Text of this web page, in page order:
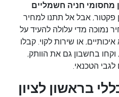
מחסומי חניה חשמליים
פקטור, אבל אל תתנו למחיר
נמוכה מדי עלולה להעיד על
או שירות לקוי. קבלו
בחשבון גם את הוותק,
הטכנאי.
בראשון לציון